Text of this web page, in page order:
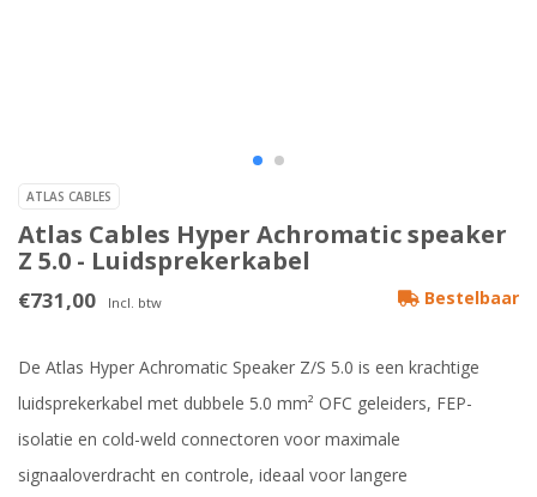
ATLAS CABLES
Atlas Cables Hyper Achromatic speaker
Z 5.0 - Luidsprekerkabel
€731,00 Incl. btw Bestelbaar
De Atlas Hyper Achromatic Speaker Z/S 5.0 is een krachtige
luidsprekerkabel met dubbele 5.0 mm² OFC geleiders, FEP-
isolatie en cold-weld connectoren voor maximale
signaaloverdracht en controle, ideaal voor langere